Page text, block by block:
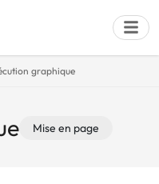
graphique
Mise en page